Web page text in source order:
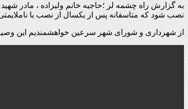
به گزارش راه چشمه لر ؛حاجیه خانم ولیزاده ، مادر
نصب شود که متاسفانه پس از یکسال از نصب با
از شهرداری و شورای شهر سرعین خواهشمندیم این